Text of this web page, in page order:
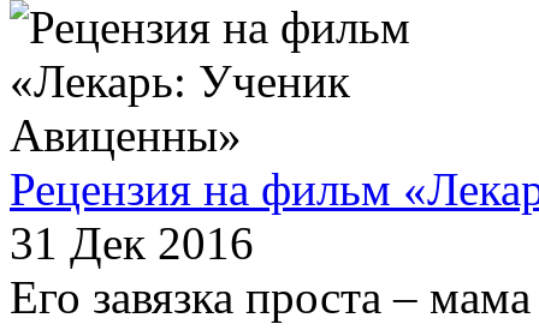
Рецензия на фильм
31 Дек 2016
Его завязка проста –